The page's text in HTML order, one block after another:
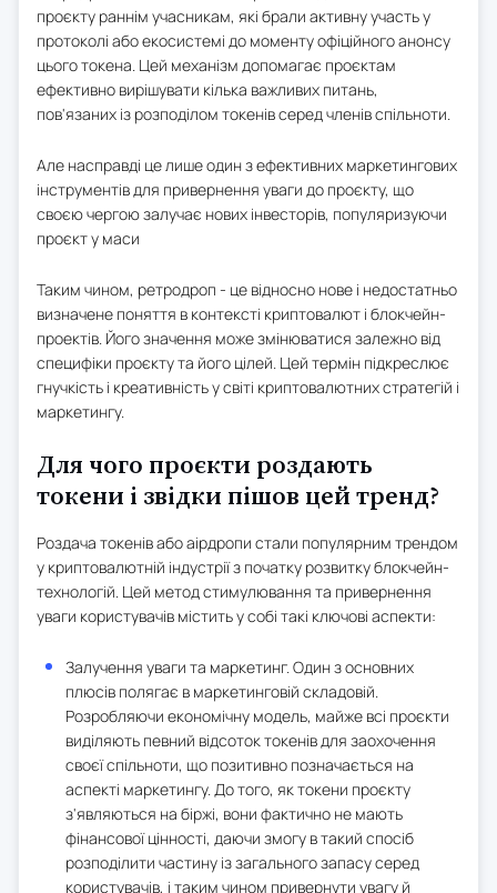
проєкту раннім учасникам, які брали активну участь у
протоколі або екосистемі до моменту офіційного анонсу
цього токена. Цей механізм допомагає проєктам
ефективно вирішувати кілька важливих питань,
пов'язаних із розподілом токенів серед членів спільноти.
Але насправді це лише один з ефективних маркетингових
інструментів для привернення уваги до проєкту, що
своєю чергою залучає нових інвесторів, популяризуючи
проєкт у маси
Таким чином, ретродроп - це відносно нове і недостатньо
визначене поняття в контексті криптовалют і блокчейн-
проектів. Його значення може змінюватися залежно від
специфіки проєкту та його цілей. Цей термін підкреслює
гнучкість і креативність у світі криптовалютних стратегій і
маркетингу.
Для чого проєкти роздають
токени і звідки пішов цей тренд?
Роздача токенів або аірдропи стали популярним трендом
у криптовалютній індустрії з початку розвитку блокчейн-
технологій. Цей метод стимулювання та привернення
уваги користувачів містить у собі такі ключові аспекти:
Залучення уваги та маркетинг. Один з основних
плюсів полягає в маркетинговій складовій.
Розробляючи економічну модель, майже всі проєкти
виділяють певний відсоток токенів для заохочення
своєї спільноти, що позитивно позначається на
аспекті маркетингу. До того, як токени проєкту
з'являються на біржі, вони фактично не мають
фінансової цінності, даючи змогу в такий спосіб
розподілити частину із загального запасу серед
користувачів, і таким чином привернути увагу й